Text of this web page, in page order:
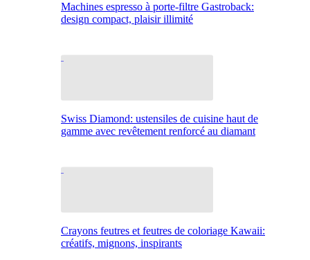
Machines espresso à porte-filtre Gastroback:
design compact, plaisir illimité
Swiss Diamond: ustensiles de cuisine haut de
gamme avec revêtement renforcé au diamant
Crayons feutres et feutres de coloriage Kawaii:
créatifs, mignons, inspirants